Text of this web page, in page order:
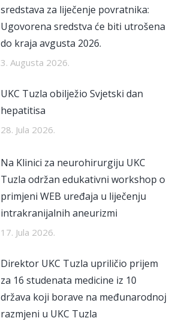
sredstava za liječenje povratnika:
Ugovorena sredstva će biti utrošena
do kraja avgusta 2026.
3. Augusta 2026.
UKC Tuzla obilježio Svjetski dan
hepatitisa
28. Jula 2026.
Na Klinici za neurohirurgiju UKC
Tuzla održan edukativni workshop o
primjeni WEB uređaja u liječenju
intrakranijalnih aneurizmi
17. Jula 2026.
Direktor UKC Tuzla upriličio prijem
za 16 studenata medicine iz 10
država koji borave na međunarodnoj
razmjeni u UKC Tuzla